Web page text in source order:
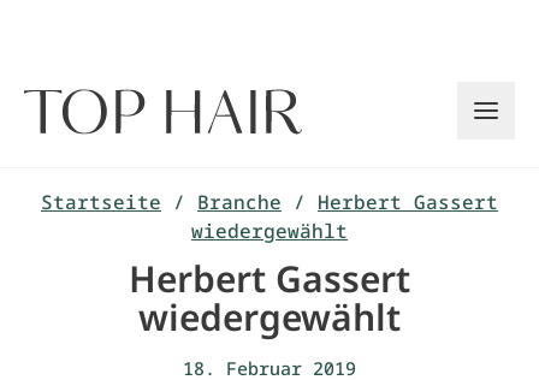
Startseite / Branche / Herbert Gassert
wiedergewählt
Herbert Gassert
wiedergewählt
18. Februar 2019